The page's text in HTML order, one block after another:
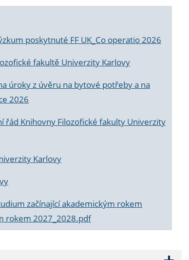
poskytnuté FF UK_Co operatio 2026
fakultě Univerzity Karlovy
úroky z úvěru na bytové potřeby a na
2026
řád Knihovny Filozofické fakulty Univerzity
Karlovy
začínající akademickým rokem
rokem 2027_2028.pdf